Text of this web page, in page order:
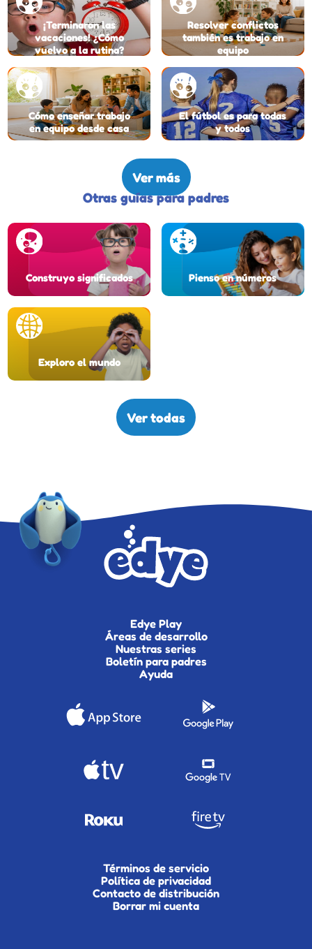
¡Terminaron las
vacaciones! ¿Cómo
vuelvo a la rutina?
Resolver conflictos
también es trabajo en
equipo
Cómo enseñar trabajo
en equipo desde casa
El fútbol es para todas
y todos
Ver más
Otras guías para padres
Construyo significados Pienso en números
Exploro el mundo
Ver todas
Edye Play
Áreas de desarrollo
Nuestras series
Boletín para padres
Ayuda
Términos de servicio
Política de privacidad
Contacto de distribución
Borrar mi cuenta